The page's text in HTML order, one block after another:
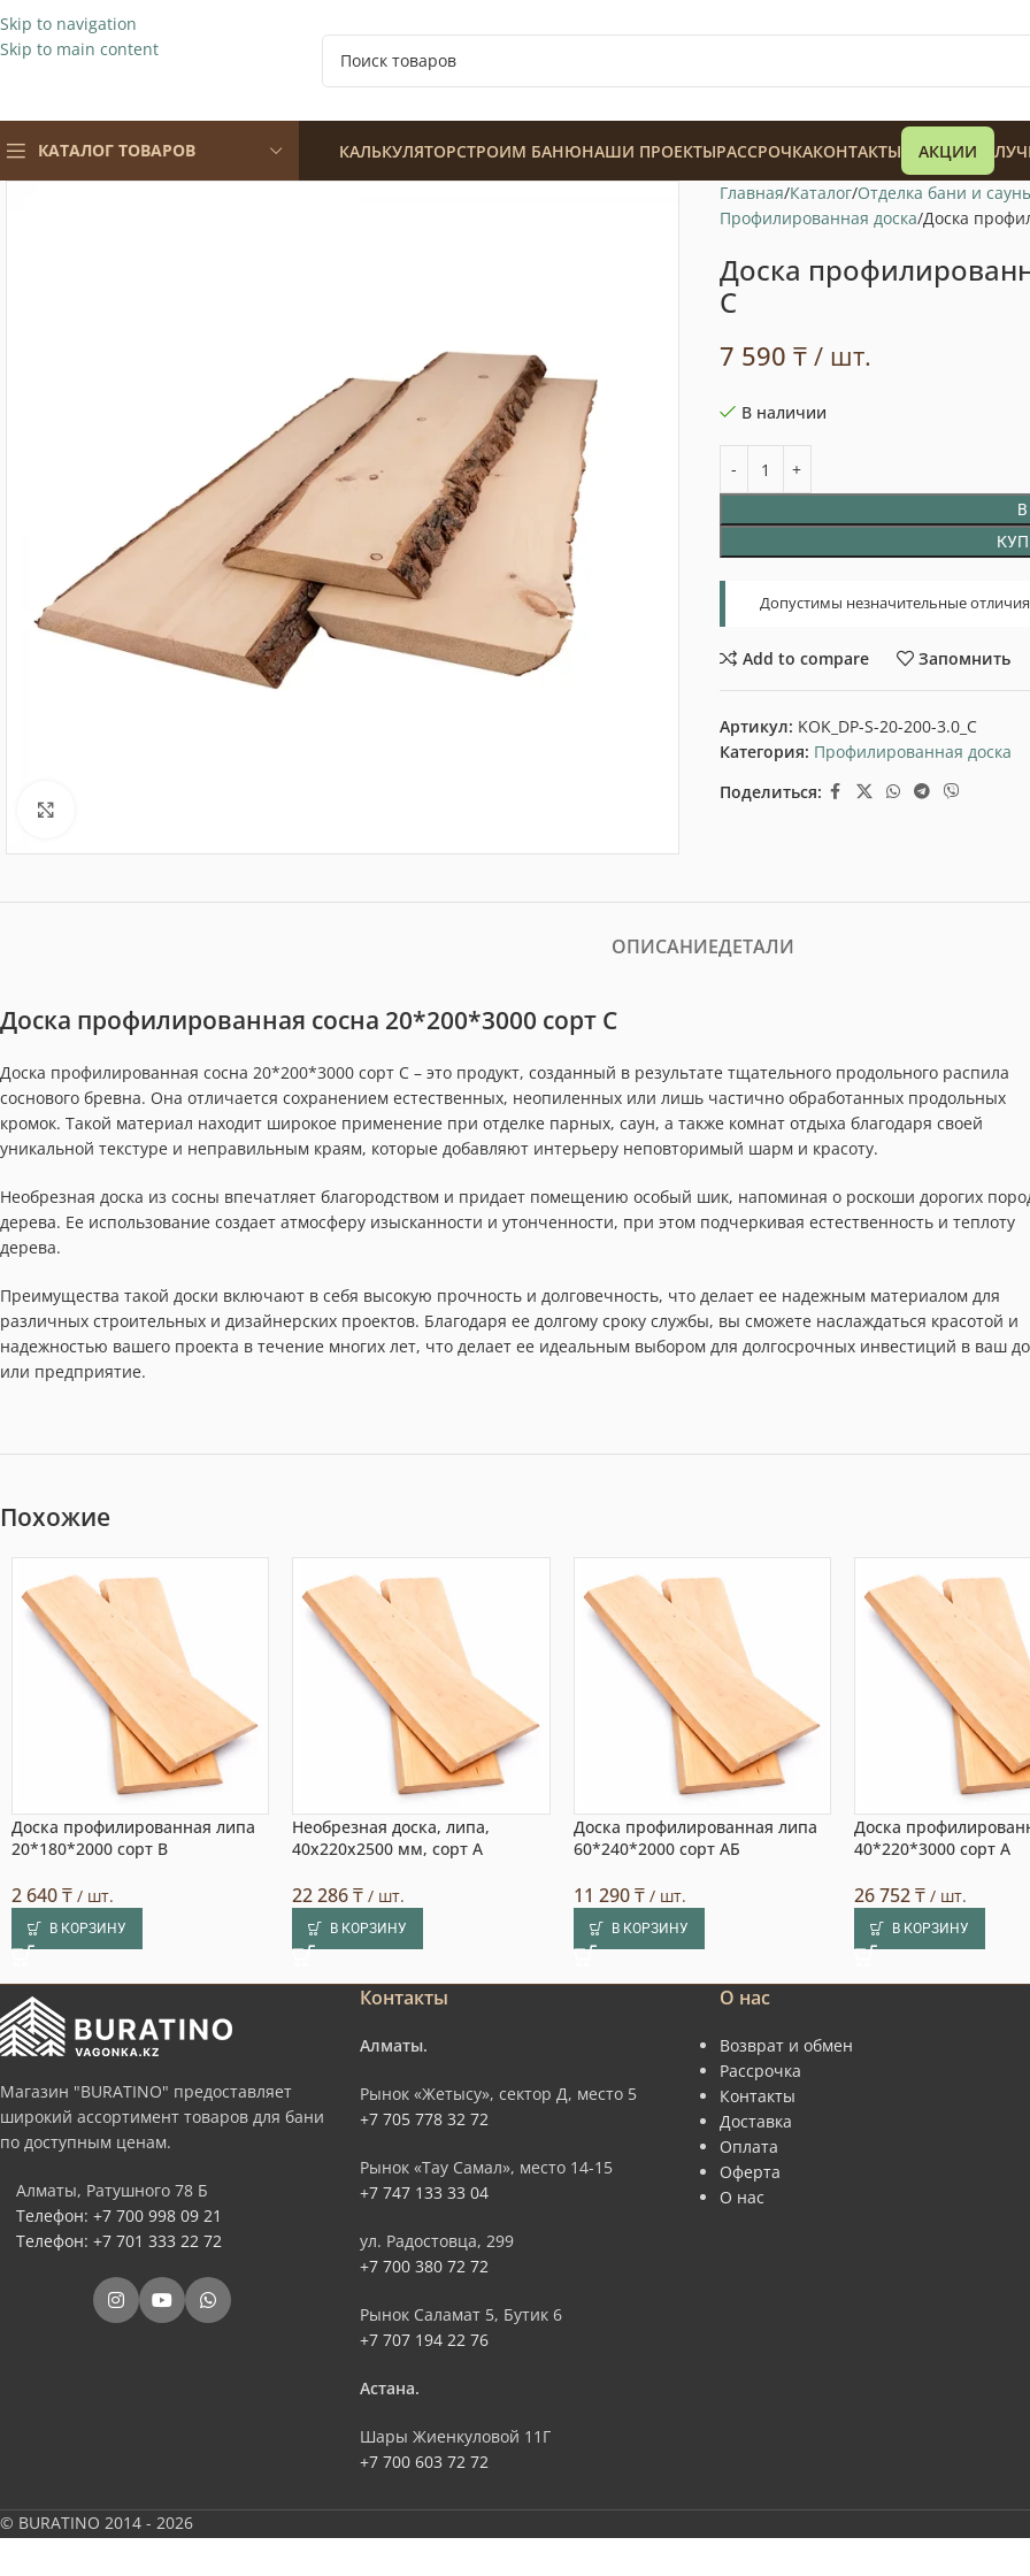
Skip to navigation
Skip to main content
КАТАЛОГ ТОВАРОВ
128 900
КАЛЬКУЛЯТОРСТРОИМ БАНЮНАШИ ПРОЕКТЫРАССРОЧКАКОНТАКТЫ АКЦИИ
Главная Каталог Отделка бани и
Профилированная доска Доска
Доска
С
7 590 ₸/ шт.
В наличии
Допустимы незначительные
Add to compare Запомнить
Артикул: KOK_DP-S-20-200-3.0_C
Категория: Профилированная доска
Поделиться:
ОПИСАНИЕДЕТАЛИ
Доска профилированная сосна 20*200*3000 сорт С
Доска профилированная сосна 20*200*3000 сорт С – это продукт, созданный в результате тщательного продольного распила
соснового бревна. Она отличается сохранением естественных, неопиленных или лишь частично обработанных продольных
кромок. Такой материал находит широкое применение при отделке парных, саун, а также комнат отдыха благодаря своей
уникальной текстуре и неправильным краям, которые добавляют интерьеру неповторимый шарм и красоту.
Необрезная доска из сосны впечатляет благородством и придает помещению особый шик, напоминая о роскоши дорогих
дерева. Ее использование создает атмосферу изысканности и утонченности, при этом подчеркивая естественность и теплоту
дерева.
Преимущества такой доски включают в себя высокую прочность и долговечность, что делает ее надежным материалом для
различных строительных и дизайнерских проектов. Благодаря ее долгому сроку службы, вы сможете наслаждаться красотой и
надежностью вашего проекта в течение многих лет, что делает ее идеальным выбором для долгосрочных инвестиций в ваш
или предприятие.
Похожие
Доска профилированная липа
20*180*2000 сорт В
2 640₸ / шт.
В КОРЗИНУ
Необрезная доска, липа,
40x220x2500 мм, сорт A
22 286₸ / шт.
В КОРЗИНУ
Доска профилированная липа
60*240*2000 сорт АБ
11 290₸/ шт.
В КОРЗИНУ
Доска
40*220*3000 сорт А
26 752₸ / шт.
В КОРЗИНУ
Магазин "BURATINO" предоставляет
широкий ассортимент товаров для бани
по доступным ценам.
Алматы, Ратушного 78 Б
Телефон: +7 700 998 09 21
Телефон: +7 701 333 22 72
Контакты
Алматы.
Рынок «Жетысу», сектор Д, место 5
+7 705 778 32 72
Рынок «Тау Самал», место 14-15
+7 747 133 33 04
ул. Радостовца, 299
+7 700 380 72 72
Рынок Саламат 5, Бутик 6
+7 707 194 22 76
Астана.
Шары Жиенкуловой 11Г
+7 700 603 72 72
О нас
Возврат и обмен
Рассрочка
Контакты
Доставка
Оплата
Оферта
О нас
© BURATINO 2014 - 2026